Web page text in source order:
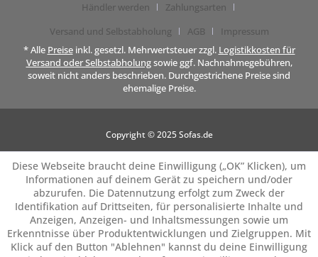
Händler werden
Zahlungsarten
Versand und Selbstabholung
AGB
Impressum
* Alle Preiseinkl. gesetzl. Mehrwertsteuer zzgl. Logistikkosten für
Versand oder Selbstabholungsowie ggf. Nachnahmegebühren,
soweit nicht anders beschrieben. Durchgestrichene Preise sind
ehemalige Preise.
Copyright © 2025 Sofas.de
Diese Webseite braucht deine Einwilligung („OK” Klicken), um
Informationen auf deinem Gerät zu speichern und/oder
abzurufen. Die Datennutzung erfolgt zum Zweck der
Identifikation auf Drittseiten, für personalisierte Inhalte und
Anzeigen, Anzeigen- und Inhaltsmessungen sowie um
Erkenntnisse über Produktentwicklungen und Zielgruppen. Mit
Klick auf den Button "Ablehnen" kannst du deine Einwilligung